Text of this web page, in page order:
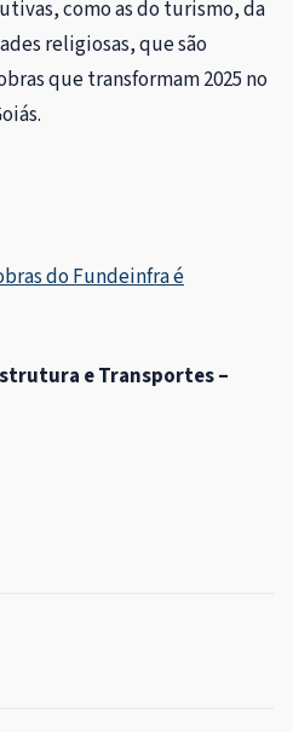
como as do turismo, da
religiosas, que são
que transformam 2025 no
do Fundeinfra é
e Transportes –